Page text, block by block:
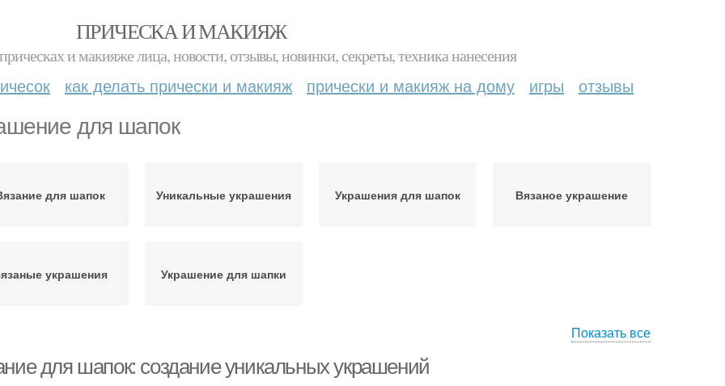
ПРИЧЕСКА И МАКИЯЖ
и макияже лица, новости, отзывы, новинки, секреты, техника нанесения
как делать прически и макияж прически и макияж на дому игры отзывы
для шапок
для шапок Уникальные украшения Украшения для шапок Вязаное украшение
украшения Украшение для шапки
Показать все
для шапок: создание уникальных украшений